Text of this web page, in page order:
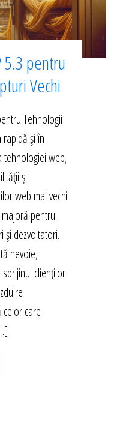
5.3 pentru
Vechi
Tehnologii
și în
tehnologiei web,
și
web mai vechi
pentru
și dezvoltatori.
nevoie,
clienților
celor care